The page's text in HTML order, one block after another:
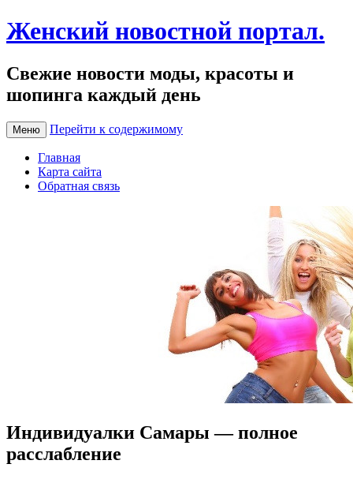
Женский новостной портал.
Свежие новости моды, красоты и
шопинга каждый день
Меню Перейти к содержимому
Главная
Карта сайта
Обратная связь
Индивидуалки Самары — полное
расслабление